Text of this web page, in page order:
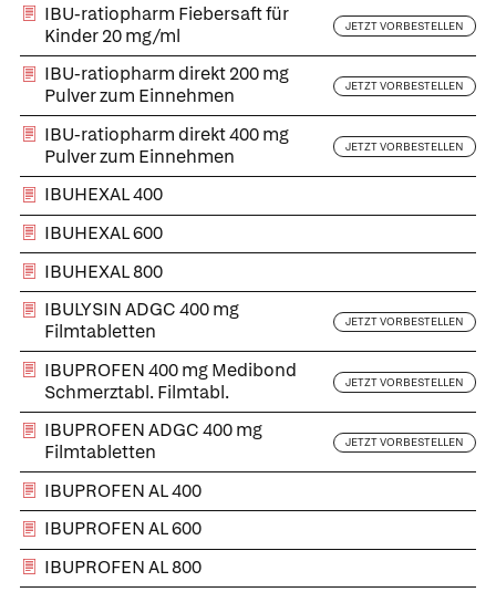
IBU-ratiopharm Fiebersaft für
Kinder 20 mg/ml
JETZT VORBESTELLEN
IBU-ratiopharm direkt 200 mg
Pulver zum Einnehmen
JETZT VORBESTELLEN
IBU-ratiopharm direkt 400 mg
Pulver zum Einnehmen
JETZT VORBESTELLEN
IBUHEXAL 400
IBUHEXAL 600
IBUHEXAL 800
IBULYSIN ADGC 400 mg
Filmtabletten
JETZT VORBESTELLEN
IBUPROFEN 400 mg Medibond
Schmerztabl. Filmtabl.
JETZT VORBESTELLEN
IBUPROFEN ADGC 400 mg
Filmtabletten
JETZT VORBESTELLEN
IBUPROFEN AL 400
IBUPROFEN AL 600
IBUPROFEN AL 800